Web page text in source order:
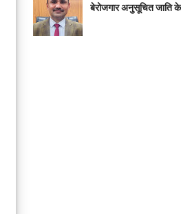
बेरोजगार अनुसूचित जाति के